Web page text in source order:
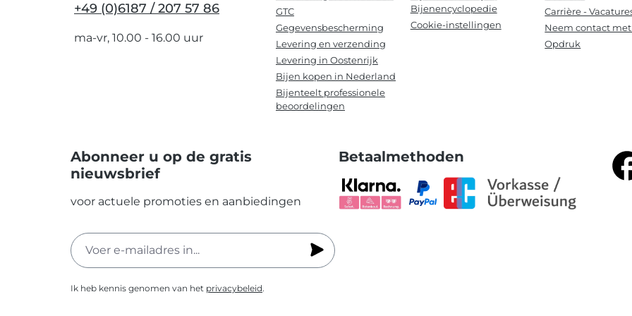
+49 (0)6187 / 207 57 86
ma-vr, 10.00 - 16.00 uur
GTC
Gegevensbescherming
Levering en verzending
Levering in Oostenrijk
Bijen kopen in Nederland
Bijenteelt professionele
beoordelingen
Bijenencyclopedie
Cookie-instellingen
Carrière -
Neem contact
Opdruk
Abonneer u op de gratis
nieuwsbrief
voor actuele promoties en aanbiedingen
Ik heb kennis genomen van het privacybeleid.
Betaalmethoden